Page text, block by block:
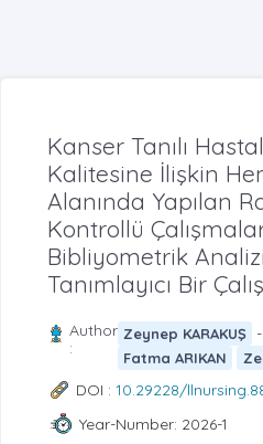
Kanser Tanılı
Kalitesine İlişkin
Alanında Yapılan
Kontrollü
Bibliyometrik
Tanımlayıcı Bir
Author
:
Zeynep KARAKUŞ -
Fatma ARIKAN
DOI : 10.29228/
Year-Number: 2026-1